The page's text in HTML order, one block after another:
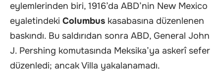
eylemlerinden biri, 1916’da ABD’nin New Mexico
eyaletindeki Columbus kasabasına düzenlenen
baskındı. Bu saldırıdan sonra ABD, General John
J. Pershing komutasında Meksika’ya askerî sefer
düzenledi; ancak Villa yakalanamadı.